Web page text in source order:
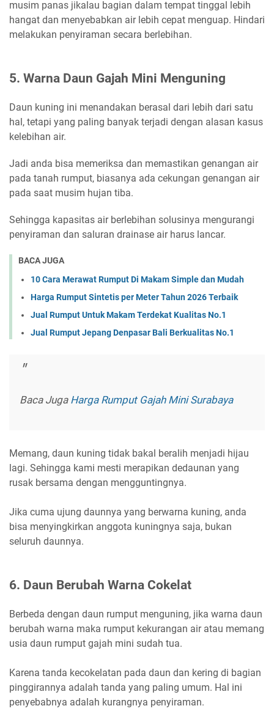
musim panas jikalau bagian dalam tempat tinggal lebih
hangat dan menyebabkan air lebih cepat menguap. Hindari
melakukan penyiraman secara berlebihan.
5. Warna Daun Gajah Mini Menguning
Daun kuning ini menandakan berasal dari lebih dari satu
hal, tetapi yang paling banyak terjadi dengan alasan kasus
kelebihan air.
Jadi anda bisa memeriksa dan memastikan genangan air
pada tanah rumput, biasanya ada cekungan genangan air
pada saat musim hujan tiba.
Sehingga kapasitas air berlebihan solusinya mengurangi
penyiraman dan saluran drainase air harus lancar.
BACA JUGA
10 Cara Merawat Rumput Di Makam Simple dan Mudah
Harga Rumput Sintetis per Meter Tahun 2026 Terbaik
Jual Rumput Untuk Makam Terdekat Kualitas No.1
Jual Rumput Jepang Denpasar Bali Berkualitas No.1
Baca Juga Harga Rumput Gajah Mini Surabaya
Memang, daun kuning tidak bakal beralih menjadi hijau
lagi. Sehingga kami mesti merapikan dedaunan yang
rusak bersama dengan mengguntingnya.
Jika cuma ujung daunnya yang berwarna kuning, anda
bisa menyingkirkan anggota kuningnya saja, bukan
seluruh daunnya.
6. Daun Berubah Warna Cokelat
Berbeda dengan daun rumput menguning, jika warna daun
berubah warna maka rumput kekurangan air atau memang
usia daun rumput gajah mini sudah tua.
Karena tanda kecokelatan pada daun dan kering di bagian
pinggirannya adalah tanda yang paling umum. Hal ini
penyebabnya adalah kurangnya penyiraman.